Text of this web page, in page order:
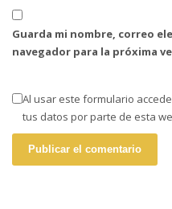
Guarda mi nombre, correo
navegador para la próxima
Al usar este formulario
tus datos por parte de esta